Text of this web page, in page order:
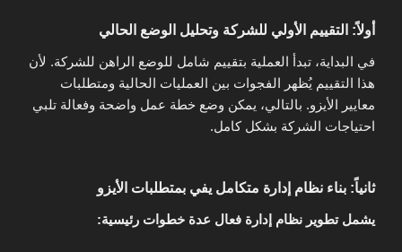
أولاً: التقييم الأولي للشركة وتحليل الوضع الحالي
في البداية، تبدأ العملية بتقييم شامل للوضع الراهن للشركة. لأن
هذا التقييم يُظهر الفجوات بين العمليات الحالية ومتطلبات
معايير الأيزو. بالتالي، يمكن وضع خطة عمل واضحة وفعالة تلبي
احتياجات الشركة بشكل كامل.
ثانياً: بناء نظام إدارة متكامل يفي بمتطلبات الأيزو
يشمل تطوير نظام إدارة فعال عدة خطوات رئيسية: